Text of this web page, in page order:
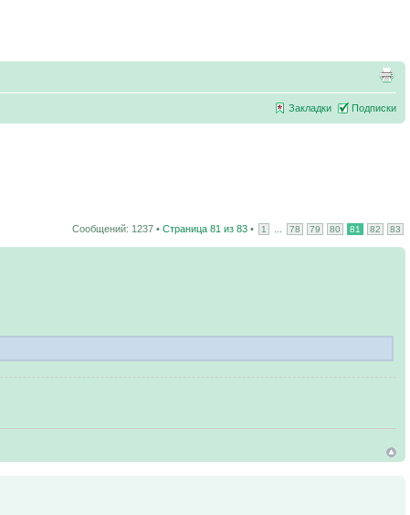
Закладки Подписки
Сообщений: 1237 • Страница 81 из 83 • 1 78 79 80 81 82 83